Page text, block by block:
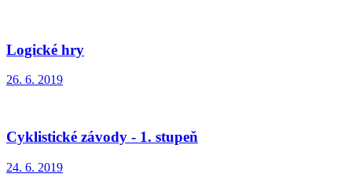
Logické hry
26. 6. 2019
Cyklistické závody - 1. stupeň
24. 6. 2019